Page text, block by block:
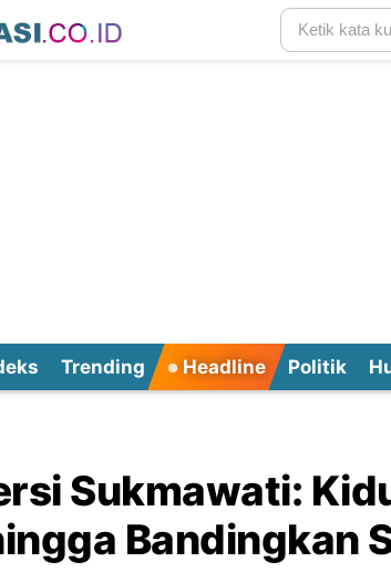
Trending Headline Politik
Sukmawati:
Bandingkan